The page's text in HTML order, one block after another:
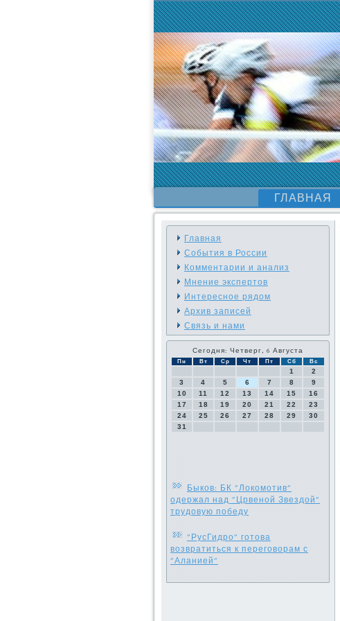
ГЛАВНАЯ
Главная
События в России
Комментарии и анализ
Мнение экспертов
Интересное рядом
Архив записей
Связь и нами
Сегодня: Четверг, 6 Августа
Пн Вт Ср Чт Пт Сб Вс
1
2
3
4 5 6 7 8
9
10
11 12 13 14 15
16
17
18 19 20 21 22
23
24
25 26 27 28 29
30
31
Быков: БК "Локомотив"
одержал над "Црвеной Звездой"
трудовую победу
"РусГидро" готова
возвратиться к переговорам с
"Аланией"